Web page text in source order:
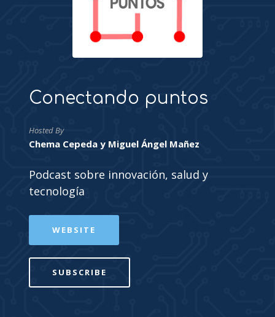
Conectando puntos
Hosted By
Chema Cepeda y Miguel Ángel Mañez
Podcast sobre innovación, salud y
tecnología
WEBSITE
SUBSCRIBE